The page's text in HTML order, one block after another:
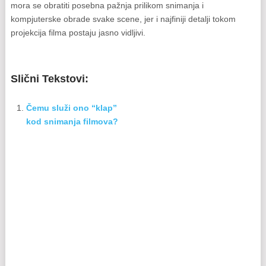
mora se obratiti posebna pažnja prilikom snimanja i
kompjuterske obrade svake scene, jer i najfiniji detalji tokom
projekcija filma postaju jasno vidljivi.
Slični Tekstovi:
Čemu služi ono “klap”
kod snimanja filmova?